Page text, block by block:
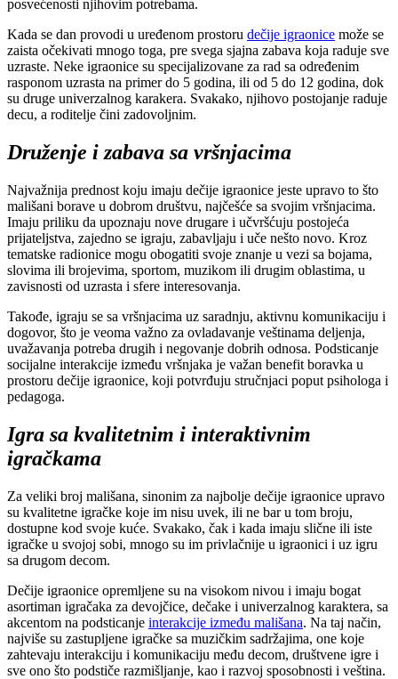
posvećenosti njihovim potrebama.
Kada se dan provodi u uređenom prostoru dečije igraonice može se
zaista očekivati mnogo toga, pre svega sjajna zabava koja raduje sve
uzraste. Neke igraonice su specijalizovane za rad sa određenim
rasponom uzrasta na primer do 5 godina, ili od 5 do 12 godina, dok
su druge univerzalnog karakera. Svakako, njihovo postojanje raduje
decu, a roditelje čini zadovoljnim.
Druženje i zabava sa vršnjacima
Najvažnija prednost koju imaju dečije igraonice jeste upravo to što
mališani borave u dobrom društvu, najčešće sa svojim vršnjacima.
Imaju priliku da upoznaju nove drugare i učvršćuju postojeća
prijateljstva, zajedno se igraju, zabavljaju i uče nešto novo. Kroz
tematske radionice mogu obogatiti svoje znanje u vezi sa bojama,
slovima ili brojevima, sportom, muzikom ili drugim oblastima, u
zavisnosti od uzrasta i sfere interesovanja.
Takođe, igraju se sa vršnjacima uz saradnju, aktivnu komunikaciju i
dogovor, što je veoma važno za ovladavanje veštinama deljenja,
uvažavanja potreba drugih i negovanje dobrih odnosa. Podsticanje
socijalne interakcije između vršnjaka je važan benefit boravka u
prostoru dečije igraonice, koji potvrđuju stručnjaci poput psihologa i
pedagoga.
Igra sa kvalitetnim i interaktivnim
igračkama
Za veliki broj mališana, sinonim za najbolje dečije igraonice upravo
su kvalitetne igračke koje im nisu uvek, ili ne bar u tom broju,
dostupne kod svoje kuće. Svakako, čak i kada imaju slične ili iste
igračke u svojoj sobi, mnogo su im privlačnije u igraonici i uz igru
sa drugom decom.
Dečije igraonice opremljene su na visokom nivou i imaju bogat
asortiman igračaka za devojčice, dečake i univerzalnog karaktera, sa
akcentom na podsticanje interakcije između mališana. Na taj način,
najviše su zastupljene igračke sa muzičkim sadržajima, one koje
zahtevaju interakciju i komunikaciju među decom, društvene igre i
sve ono što podstiče razmišljanje, kao i razvoj sposobnosti i veština.